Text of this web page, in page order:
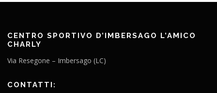
CENTRO SPORTIVO D’IMBERSAGO L’AMICO
CHARLY
Via Resegone – Imbersago (LC)
CONTATTI: